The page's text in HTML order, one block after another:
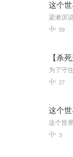
这个
59
【杀
27
这个
这个世
3